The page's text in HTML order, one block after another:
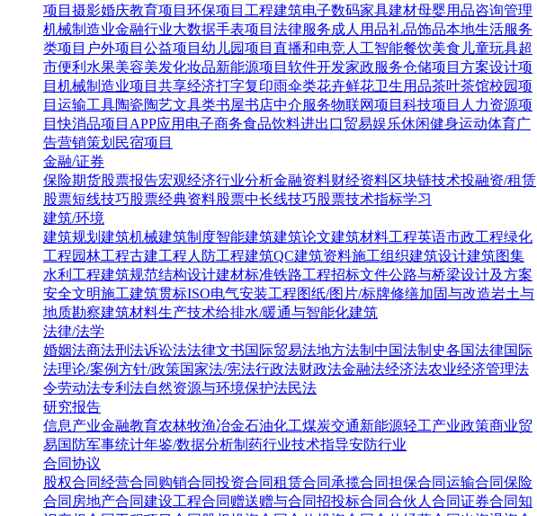
项目 摄影婚庆教育项目 环保项目 工程建筑电子数码家具建材母婴用品咨询管理
机械制造业金融行业大数据手表项目 法律服务成人用品礼品饰品本地生活服务
类项目 户外项目 公益项目 幼儿园项目 直播和电竞人工智能餐饮美食 儿童玩具超
市便利水果美容美发化妆品新能源项目 软件开发家政服务仓储项目 方案设计项
目 机械制造业项目 共享经济打字复印雨伞类花卉鲜花卫生用品茶叶茶馆校园项
目 运输工具陶瓷陶艺文具类书屋书店中介服务物联网项目 科技项目 人力资源项
目快消品项目 APP应用 电子商务食品饮料进出口贸易娱乐休闲健身运动体育广
告营销策划 民宿项目
金融/证券
保险期货股票报告宏观经济行业分析金融资料财经资料区块链技术投融资/租赁
股票短线技巧股票经典资料股票中长线技巧股票技术指标学习
建筑/环境
建筑规划 建筑机械建筑制度智能建筑建筑论文建筑材料工程英语市政工程绿化
工程园林工程古建工程 人防工程建筑QC建筑资料施工组织建筑设计建筑图集
水利工程建筑规范结构设计建材标准铁路工程招标文件公路与桥梁设计及方案
安全文明施工建筑贯标ISO电气安装工程图纸/图片/标牌修缮加固与改造岩土与
地质勘察建筑材料生产技术给排水/暖通与智能化建筑
法律/法学
婚姻法商法刑法诉讼法法律文书国际贸易法地方法制 中国法制史各国法律国际
法理论/案例方针/政策国家法/宪法行政法财政法金融法经济法农业经济管理法
令劳动法专利法自然资源与环境保护法民法
研究报告
信息产业金融教育农林牧渔冶金石油化工煤炭交通新能源轻工产业政策商业贸
易国防军事统计年鉴/数据分析制药行业技术指导安防行业
合同协议
股权合同经营合同 购销合同投资合同租赁合同 承揽合同担保合同运输合同保险
合同 房地产合同建设工程合同 赠送赠与合同招投标合同合伙人合同证券合同知